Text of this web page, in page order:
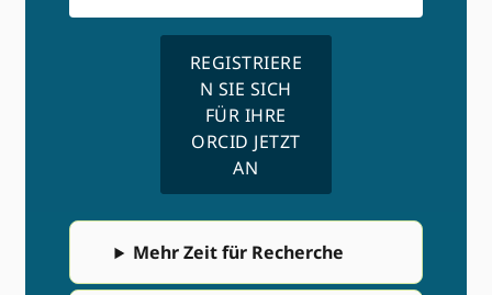
REGISTRIERE
N SIE SICH
FÜR IHRE
ORCID JETZT
AN
Mehr Zeit für Recherche